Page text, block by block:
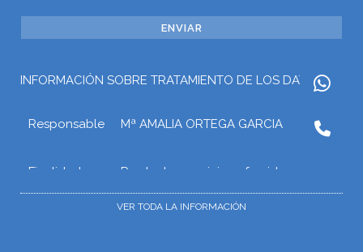
INFORMACIÓN SOBRE TRATAMIENTO DE LOS DATOS
Responsable Mª AMALIA ORTEGA GARCIA
Finalidad
Prestar los servicios ofrecidos a
tipos de relaciones que puedan
VER TODA LA INFORMACIÓN